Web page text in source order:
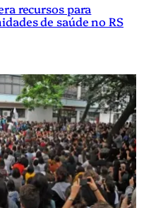
recursos para
de saúde no RS